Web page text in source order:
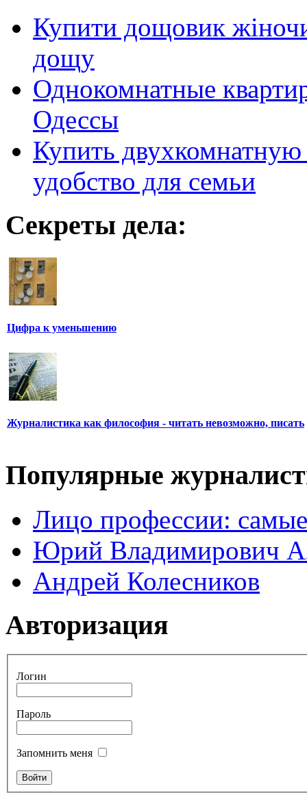
Купити дощовик
дощу
Однокомнатные
Одессы
Купить
удобство для семьи
Секреты дела:
Цифра к уменьшению
Журналистика как философия - читать невозможно, писать
Популярные
Лицо профессии:
Юрий Владимирович
Андрей Колесников
Авторизация
Логин
Пароль
Запомнить меня